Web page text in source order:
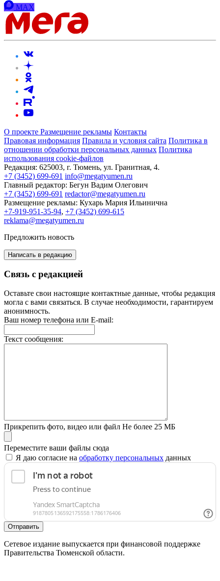
MAX
О проекте Размещение рекламы Контакты
Правовая информация Правила и условия сайта Политика в
отношении обработки персональных данных Политика
использования cookie-файлов
Редакция: 625003, г. Тюмень, ул. Гранитная, 4.
+7 (3452) 699-691 info@megatyumen.ru
Главный редактор: Бегун Вадим Олегович
+7 (3452) 699-691 redactor@megatyumen.ru
Размещение рекламы: Кухарь Мария Ильинична
+7-919-951-35-94, +7 (3452) 699-615
reklama@megatyumen.ru
Предложить новость
Написать в редакцию
Связь с редакцией
Оставьте свои настоящие контактные данные, чтобы редакция
могла с вами связаться. В случае необходимости, гарантируем
анонимность.
Ваш номер телефона или E-mail:
Текст сообщения:
Прикрепить фото, видео или файл Не более 25 МБ
Переместите ваши файлы сюда
Я даю согласие на обработку персональных данных
Отправить
Сетевое издание выпускается при финансовой поддержке
Правительства Тюменской области.